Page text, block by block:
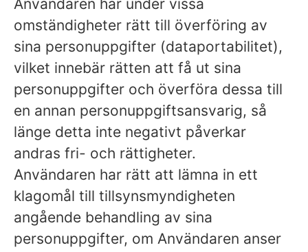
Användaren har under vissa
omständigheter rätt till överföring av
sina personuppgifter (dataportabilitet),
vilket innebär rätten att få ut sina
personuppgifter och överföra dessa till
en annan personuppgiftsansvarig, så
länge detta inte negativt påverkar
andras fri- och rättigheter.
Användaren har rätt att lämna in ett
klagomål till tillsynsmyndigheten
angående behandling av sina
personuppgifter, om Användaren anser